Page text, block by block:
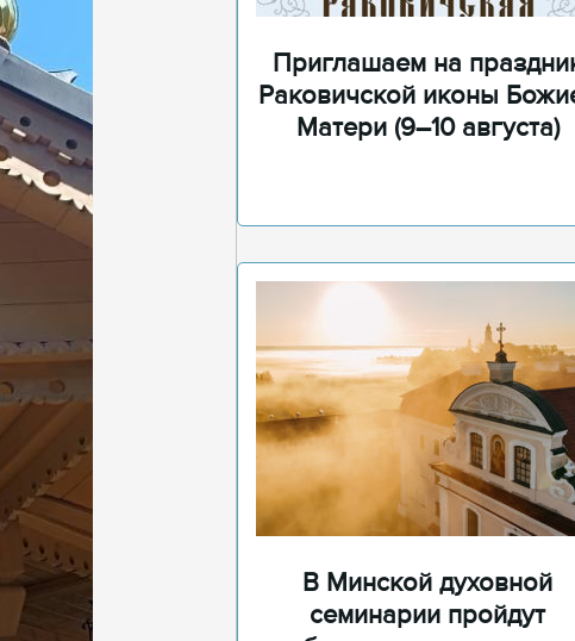
Приглашаем на
Раковичской иконы
Матери (9–10 августа)
В Минской духовной
семинарии пройдут